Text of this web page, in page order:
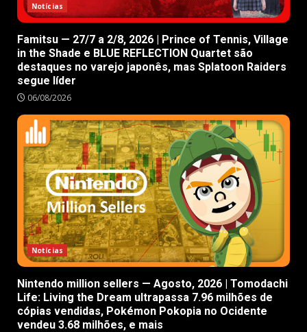
Notícias
Famitsu — 27/7 a 2/8, 2026 | Prince of Tennis, Village
in the Shade e BLUE REFLECTION Quartet são
destaques no varejo japonês, mas Splatoon Raiders
segue líder
06/08/2026
Notícias
Nintendo million sellers — Agosto, 2026 | Tomodachi
Life: Living the Dream ultrapassa 7.96 milhões de
cópias vendidas, Pokémon Pokopia no Ocidente
vendeu 3.68 milhões, e mais